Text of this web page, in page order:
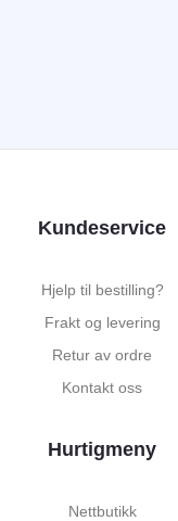
Kundeservice
Hjelp til bestilling?
Frakt og levering
Retur av ordre
Kontakt oss
Hurtigmeny
Nettbutikk